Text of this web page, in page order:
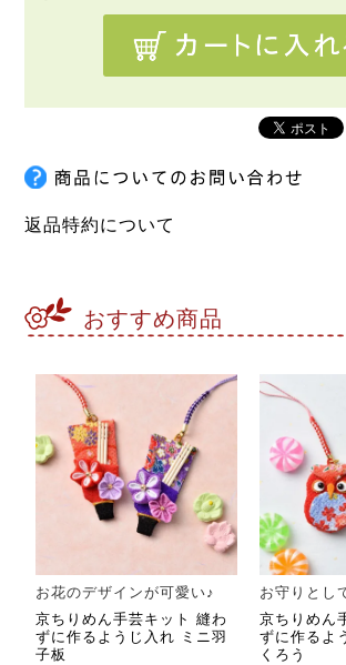
返品特約について
おすすめ商品
お花のデザインが可愛い♪
京ちりめん手芸キット 縫わ
ずに作るようじ入れ ミニ羽
子板
お守りとし
京ちりめん
ずに作るよ
くろう